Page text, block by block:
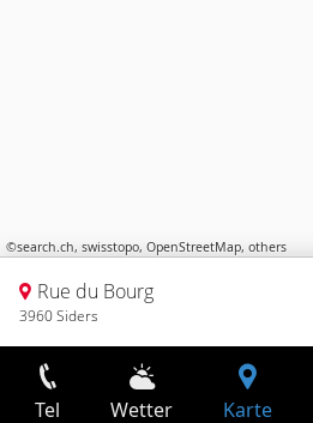
©search.ch, swisstopo, OpenStreetMap, others
Rue du Bourg
3960 Siders
Tel Wetter Karte